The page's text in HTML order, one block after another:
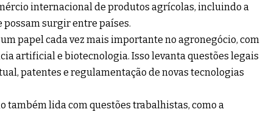
internacional de produtos agrícolas, incluindo a
surgir entre países.
papel cada vez mais importante no agronegócio, com
artificial e biotecnologia. Isso levanta questões legais
patentes e regulamentação de novas tecnologias
também lida com questões trabalhistas, como a